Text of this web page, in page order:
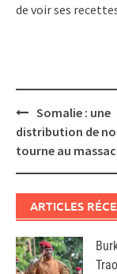
de voir ses
Post
navigation
Somalie : une
distribution de
tourne au
ARTICLES